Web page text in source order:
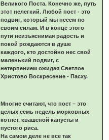
Великого Поста. Конечно же, путь
этот нелегкий. Любой пост - это
подвиг, который мы несем по
своим силам. И в конце этого
пути неизъяснимая радость и
покой рождаются в душе
каждого, кто достойно нес свой
маленький подвиг, с
нетерпением ожидая Светлое
Христово Воскресение - Пасху.
Многие считают, что пост – это
целых семь недель морковных
котлет, квашеной капусты и
пустого риса.
На самом деле не все так